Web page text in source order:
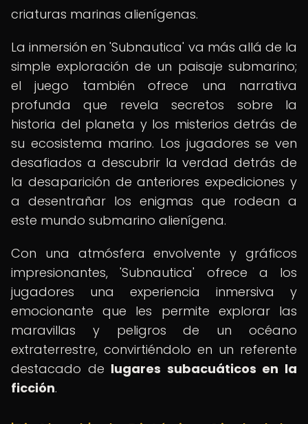
criaturas marinas alienígenas.
La inmersión en 'Subnautica' va más allá de la
simple exploración de un paisaje submarino;
el juego también ofrece una narrativa
profunda que revela secretos sobre la
historia del planeta y los misterios detrás de
su ecosistema marino. Los jugadores se ven
desafiados a descubrir la verdad detrás de
la desaparición de anteriores expediciones y
a desentrañar los enigmas que rodean a
este mundo submarino alienígena.
Con una atmósfera envolvente y gráficos
impresionantes, 'Subnautica' ofrece a los
jugadores una experiencia inmersiva y
emocionante que les permite explorar las
maravillas y peligros de un océano
extraterrestre, convirtiéndolo en un referente
destacado de lugares subacuáticos en la
ficción.